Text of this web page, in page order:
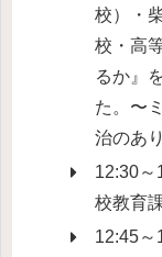
校）・
校・高
るか』
た。〜
治のあ
12:30
校教育
12:45